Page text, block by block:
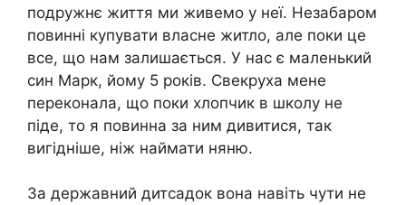
подружнє життя ми живемо у неї. Незабаром
повинні купувати власне житло, але поки це
все, що нам залишається. У нас є маленький
син Марк, йому 5 років. Свекруха мене
переконала, що поки хлопчик в школу не
піде, то я повинна за ним дивитися, так
вигідніше, ніж наймати няню.
За державний дитсадок вона навіть чути не